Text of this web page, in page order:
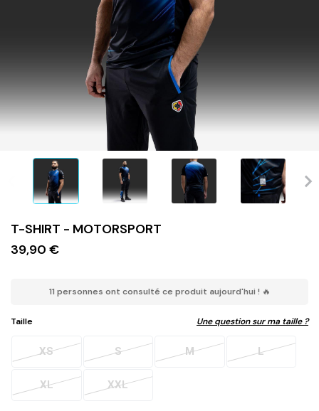
T-SHIRT - MOTORSPORT
39,90 €
11 personnes ont consulté ce produit aujourd'hui ! 🔥
Taille Une question sur ma taille ?
XS S M L
XL XXL